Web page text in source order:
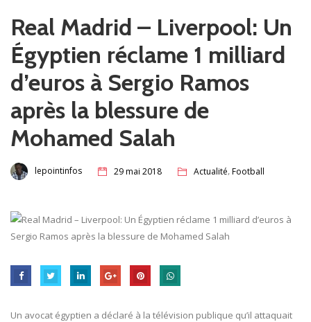
Real Madrid – Liverpool: Un
Égyptien réclame 1 milliard
d’euros à Sergio Ramos
après la blessure de
Mohamed Salah
lepointinfos 29 mai 2018 Actualité,Football
Un avocat égyptien a déclaré à la télévision publique qu’il attaquait